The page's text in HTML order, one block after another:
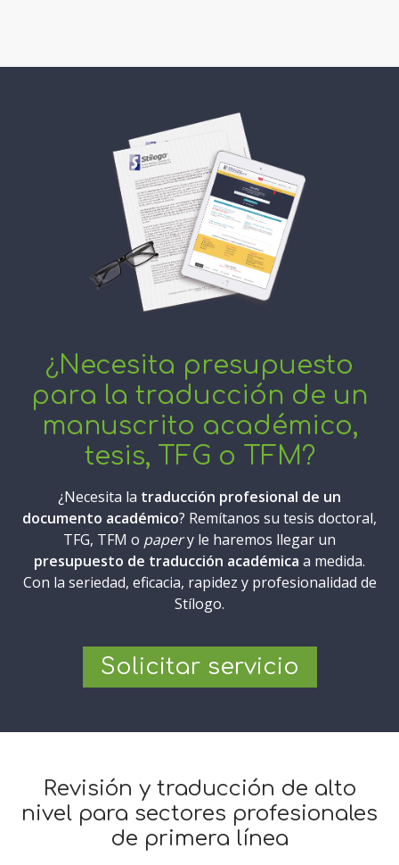
¿Necesita presupuesto
para la traducción de un
manuscrito académico,
tesis, TFG o TFM?
¿Necesita la traducción profesional de un
documento académico? Remítanos su tesis doctoral,
TFG, TFM o papery le haremos llegar un
presupuesto de traducción académica a medida.
Con la seriedad, eficacia, rapidez y profesionalidad de
Stílogo.
Solicitar servicio
Revisión y traducción de alto
nivel para sectores profesionales
de primera línea